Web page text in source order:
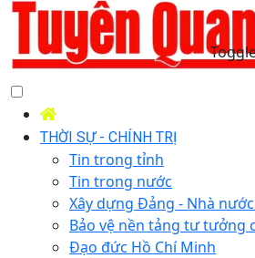
THỜI SỰ - CHÍNH TRỊ
Tin trong tỉnh
Tin trong nước
Xây dựng Đảng - Nhà nước
Bảo vệ nền tảng tư tưởng
Đạo đức Hồ Chí Minh